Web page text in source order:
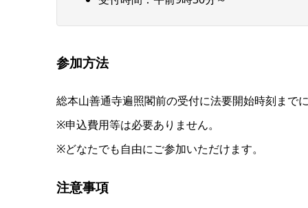
参加方法
総本山善通寺遍照閣前の受付に法要開始時刻まで
※申込費用等は必要ありません。
※どなたでも自由にご参加いただけます。
注意事項